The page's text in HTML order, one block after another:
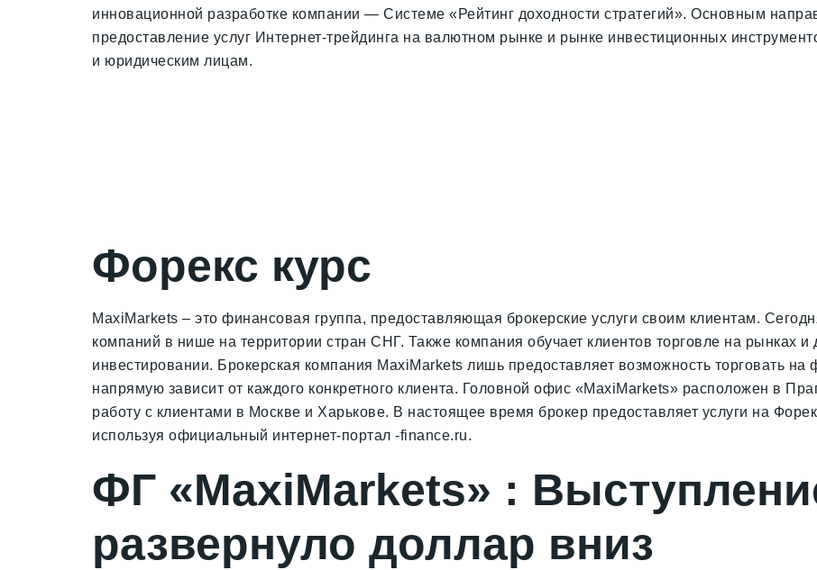
инновационной разработке компании — Системе «Рейтинг доходности стратегий». Основным
предоставление услуг Интернет-трейдинга на валютном рынке и рынке инвестиционных
и юридическим лицам.
Форекс курс
MaxiMarkets – это финансовая группа, предоставляющая брокерские услуги своим клиентам.
компаний в нише на территории стран СНГ. Также компания обучает клиентов торговле на рынках
инвестировании. Брокерская компания MaxiMarkets лишь предоставляет возможность торговать на
напрямую зависит от каждого конкретного клиента. Головной офис «MaxiMarkets» расположен в
работу с клиентами в Москве и Харькове. В настоящее время брокер предоставляет услуги на
используя официальный интернет-портал -finance.ru.
ФГ «MaxiMarkets» :
развернуло доллар вниз